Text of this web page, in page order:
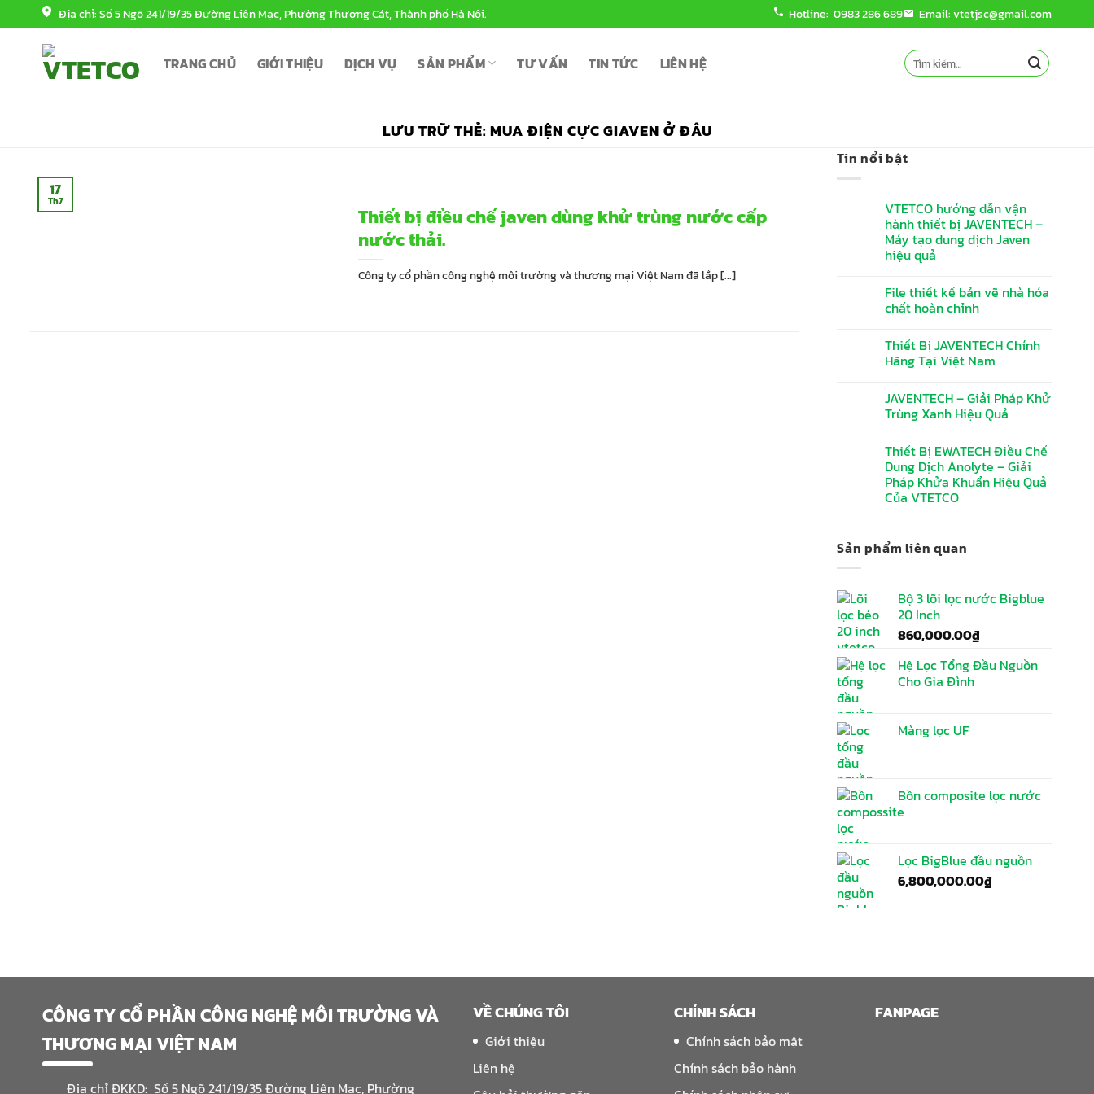
qua
Địa chỉ: Số 5 Ngõ 241/19/35 Đường Liên Mạc, Phường Thượng Cát, Thành phố Hà Nội. Hotline: 0983 286 689 Email: vtetjsc@gmail.com
TRANG CHỦ GIỚI THIỆU DỊCH VỤ SẢN PHẨM TƯ VẤN TIN TỨC LIÊN HỆ
Tìm
kiếm:
LƯU TRỮ THẺ:MUA ĐIỆN CỰC GIAVEN Ở ĐÂU
Thiết bị điều chế javen dùng khử trùng nước cấp
nước thải.
Công ty cổ phần công nghệ môi trường và thương mại Việt Nam đã lắp [...]
17
Th7
Tin nổi bật
VTETCO hướng dẫn vận
hành thiết bị JAVENTECH –
Máy tạo dung dịch Javen
hiệu quả
File thiết kế bản vẽ nhà hóa
chất hoàn chỉnh
Thiết Bị JAVENTECH Chính
Hãng Tại Việt Nam
JAVENTECH – Giải Pháp Khử
Trùng Xanh Hiệu Quả
Thiết Bị EWATECH Điều Chế
Dung Dịch Anolyte – Giải
Pháp Khửa Khuẩn Hiệu Quả
Của VTETCO
Sản phẩm liên quan
Bộ 3 lõi lọc nước Bigblue
20 Inch
860,000.00₫
Hệ Lọc Tổng Đầu Nguồn
Cho Gia Đình
Màng lọc UF
Bồn composite lọc nước
Lọc BigBlue đầu nguồn
6,800,000.00₫
CÔNG TY CỔ PHẦN CÔNG NGHỆ MÔI TRƯỜNG VÀ
THƯƠNG MẠI VIỆT NAM
Địa chỉ ĐKKD: Số 5 Ngõ 241/19/35 Đường Liên Mạc, Phường
VỀ CHÚNG TÔI
Giới thiệu
Liên hệ
CHÍNH SÁCH
Chính sách bảo mật
Chính sách bảo hành
FANPAGE